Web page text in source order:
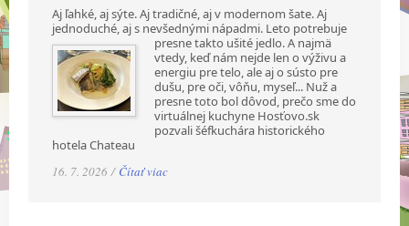
Aj ľahké, aj sýte. Aj tradičné, aj v modernom šate. Aj
jednoduché, aj s nevšednými nápadmi. Leto potrebuje
presne takto ušité jedlo. A najmä
vtedy, keď nám nejde len o výživu a
energiu pre telo, ale aj o sústo pre
dušu, pre oči, vôňu, myseľ... Nuž a
presne toto bol dôvod, prečo sme do
virtuálnej kuchyne Hosťovo.sk
pozvali šéfkuchára historického
hotela Chateau
16. 7. 2026 / Čítať viac